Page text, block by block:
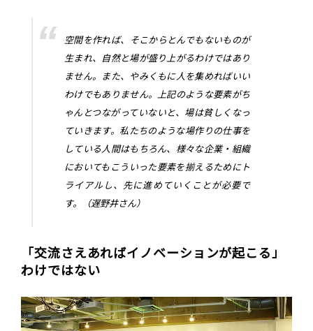
空間を作れば、そこからとんでもないものが
生まれ、自然と場が盛り上がるわけではあり
ません。また、やみくもに人を集めればいい
わけでもありません。上記のような要素がち
ゃんとつながっていないと、場は貧しくなっ
ていきます。私たちのような場作りの仕事を
している人間はもちろん、様々な企業・組織
においてもこういった要素を揃えるためにト
ライアルし、先に進めていくことが必要で
す。（遅野井さん）
「交流さえあればイノベーションが起こる」
わけではない